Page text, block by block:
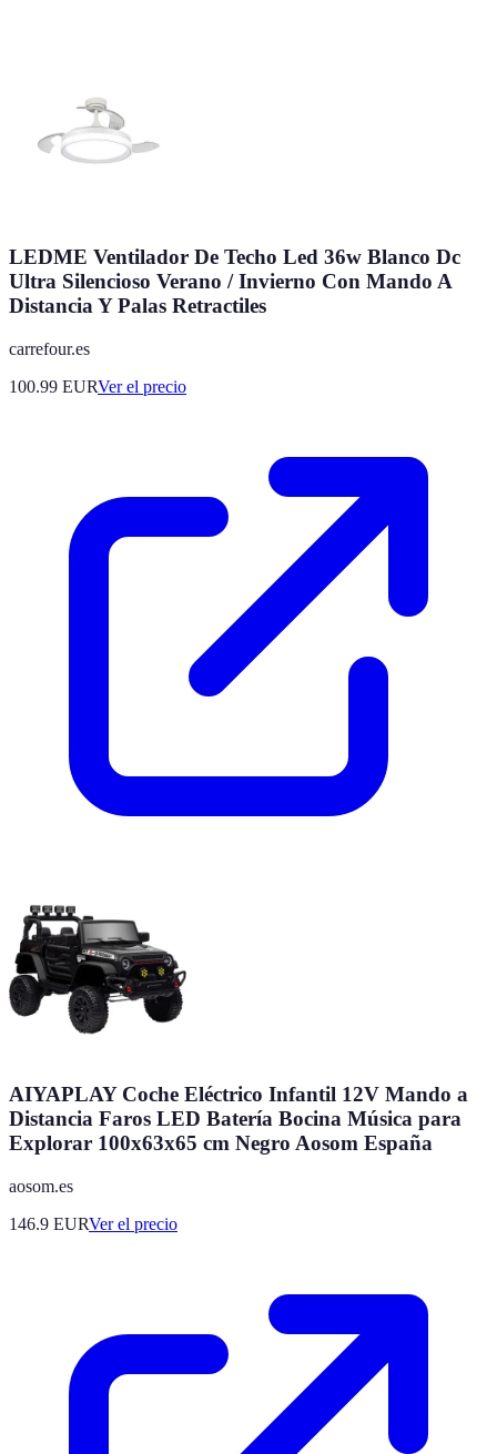
LEDME Ventilador De Techo Led 36w Blanco Dc
Ultra Silencioso Verano / Invierno Con Mando A
Distancia Y Palas Retractiles
carrefour.es
100.99 EURVer el precio
AIYAPLAY Coche Eléctrico Infantil 12V Mando a
Distancia Faros LED Batería Bocina Música para
Explorar 100x63x65 cm Negro Aosom España
aosom.es
146.9 EURVer el precio